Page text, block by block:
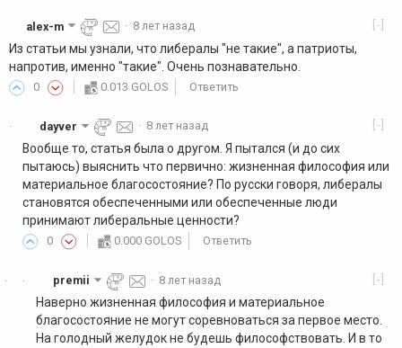
[-]
alex-m · 8 лет назад
Из статьи мы узнали, что либералы "не такие", а патриоты,
напротив, именно "такие". Очень познавательно.
0 0.013 GOLOS Ответить
· [-]
dayver · 8 лет назад
Вообще то, статья была о другом. Я пытался (и до сих
пытаюсь) выяснить что первично: жизненная философия или
материальное благосостояние? По русски говоря, либералы
становятся обеспеченными или обеспеченные люди
принимают либеральные ценности?
0 0.000 GOLOS Ответить
·
· [-]
premii · 8 лет назад
Наверно жизненная философия и материальное
благосостояние не могут соревноваться за первое место.
На голодный желудок не будешь философствовать. И в то